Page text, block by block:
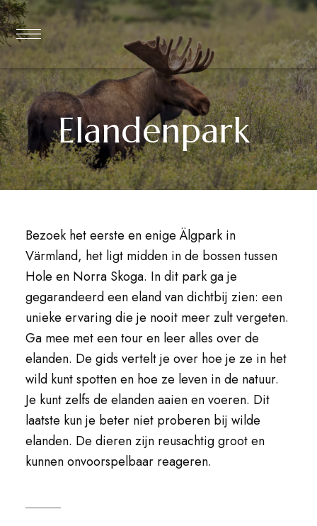
Elandenpark
Bezoek het eerste en enige Älgpark in
Värmland, het ligt midden in de bossen tussen
Hole en Norra Skoga. In dit park ga je
gegarandeerd een eland van dichtbij zien: een
unieke ervaring die je nooit meer zult vergeten.
Ga mee met een tour en leer alles over de
elanden. De gids vertelt je over hoe je ze in het
wild kunt spotten en hoe ze leven in de natuur.
Je kunt zelfs de elanden aaien en voeren. Dit
laatste kun je beter niet proberen bij wilde
elanden. De dieren zijn reusachtig groot en
kunnen onvoorspelbaar reageren.